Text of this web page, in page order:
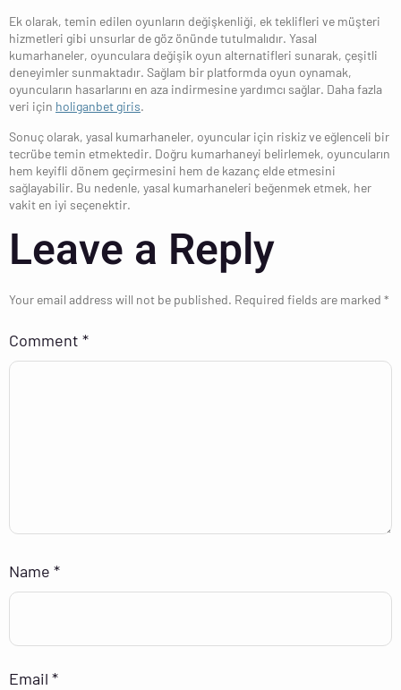
Ek olarak, temin edilen oyunların değişkenliği, ek teklifleri ve müşteri
hizmetleri gibi unsurlar de göz önünde tutulmalıdır. Yasal
kumarhaneler, oyunculara değişik oyun alternatifleri sunarak, çeşitli
deneyimler sunmaktadır. Sağlam bir platformda oyun oynamak,
oyuncuların hasarlarını en aza indirmesine yardımcı sağlar. Daha fazla
veri için holiganbet giris.
Sonuç olarak, yasal kumarhaneler, oyuncular için riskiz ve eğlenceli bir
tecrübe temin etmektedir. Doğru kumarhaneyi belirlemek, oyuncuların
hem keyifli dönem geçirmesini hem de kazanç elde etmesini
sağlayabilir. Bu nedenle, yasal kumarhaneleri beğenmek etmek, her
vakit en iyi seçenektir.
Leave a Reply
Your email address will not be published. Required fields are marked *
Comment *
Name *
Email *